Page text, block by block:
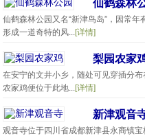
仙鹤森林
仙鹤森林公园又名“新津鸟岛”，因常
形成一道奇特的风...[详情]
梨园农家
在安宁的文井小乡，随处可见穿插分
农家鸡便位于此地...[详情]
新津观音
观音寺位于四川省成都新津县永商镇